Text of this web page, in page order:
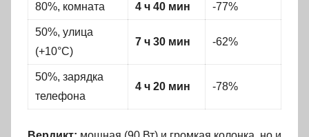
80%, комната 4 ч 40 мин -77%
50%, улица
(+10°C)
7 ч 30 мин -62%
50%, зарядка
телефона
4 ч 20 мин -78%